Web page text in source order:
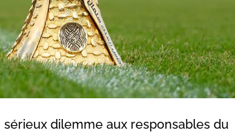
dilemme aux responsables du